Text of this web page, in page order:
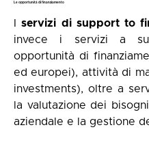
Le opportunità di finanziamento
servizi di support to
invece i servizi a
opportunità di
ed europei), attività di
investments), oltre a
la valutazione dei
aziendale e la gestione